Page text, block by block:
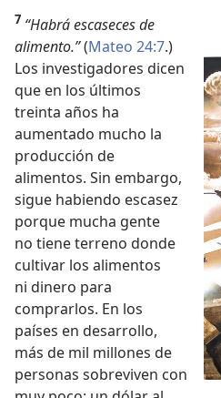
7 “Habrá escaseces de
alimento.”(Mateo 24:7.)
Los investigadores dicen
que en los últimos
treinta años ha
aumentado mucho la
producción de
alimentos. Sin embargo,
sigue habiendo escasez
porque mucha gente
no tiene terreno donde
cultivar los alimentos
ni dinero para
comprarlos. En los
países en desarrollo,
más de mil millones de
personas sobreviven con